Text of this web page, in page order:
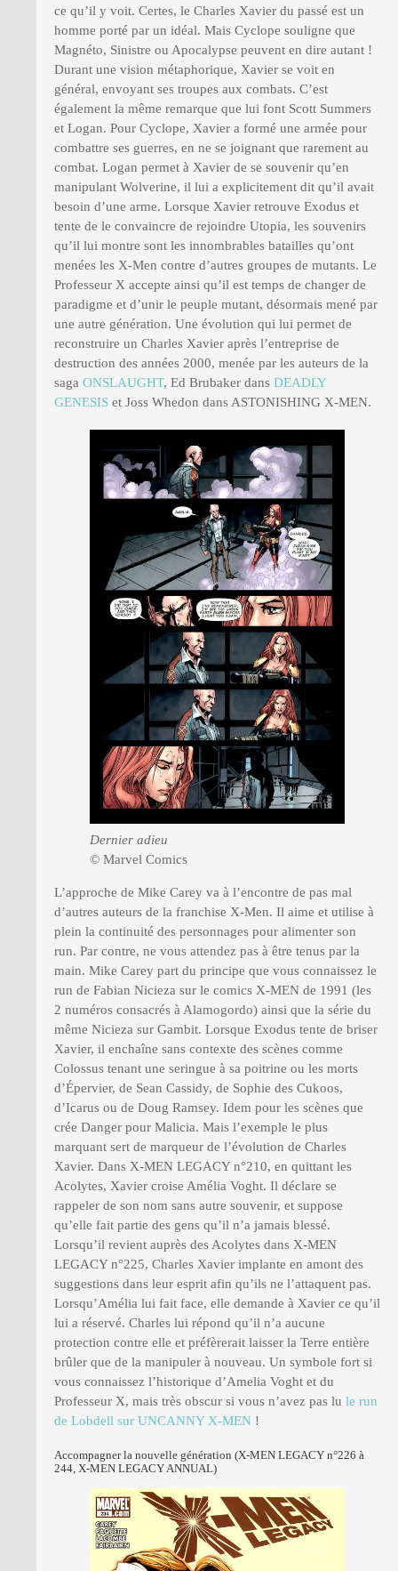
ce qu’il y voit. Certes, le Charles Xavier du passé est un
homme porté par un idéal. Mais Cyclope souligne que
Magnéto, Sinistre ou Apocalypse peuvent en dire autant !
Durant une vision métaphorique, Xavier se voit en
général, envoyant ses troupes aux combats. C’est
également la même remarque que lui font Scott Summers
et Logan. Pour Cyclope, Xavier a formé une armée pour
combattre ses guerres, en ne se joignant que rarement au
combat. Logan permet à Xavier de se souvenir qu’en
manipulant Wolverine, il lui a explicitement dit qu’il avait
besoin d’une arme. Lorsque Xavier retrouve Exodus et
tente de le convaincre de rejoindre Utopia, les souvenirs
qu’il lui montre sont les innombrables batailles qu’ont
menées les X-Men contre d’autres groupes de mutants. Le
Professeur X accepte ainsi qu’il est temps de changer de
paradigme et d’unir le peuple mutant, désormais mené par
une autre génération. Une évolution qui lui permet de
reconstruire un Charles Xavier après l’entreprise de
destruction des années 2000, menée par les auteurs de la
saga ONSLAUGHT, Ed Brubaker dans DEADLY
GENESIS et Joss Whedon dans ASTONISHING X-MEN.
Dernier adieu
© Marvel Comics
L’approche de Mike Carey va à l’encontre de pas mal
d’autres auteurs de la franchise X-Men. Il aime et utilise à
plein la continuité des personnages pour alimenter son
run. Par contre, ne vous attendez pas à être tenus par la
main. Mike Carey part du principe que vous connaissez le
run de Fabian Nicieza sur le comics X-MEN de 1991 (les
2 numéros consacrés à Alamogordo) ainsi que la série du
même Nicieza sur Gambit. Lorsque Exodus tente de briser
Xavier, il enchaîne sans contexte des scènes comme
Colossus tenant une seringue à sa poitrine ou les morts
d’Épervier, de Sean Cassidy, de Sophie des Cukoos,
d’Icarus ou de Doug Ramsey. Idem pour les scènes que
crée Danger pour Malicia. Mais l’exemple le plus
marquant sert de marqueur de l’évolution de Charles
Xavier. Dans X-MEN LEGACY n°210, en quittant les
Acolytes, Xavier croise Amélia Voght. Il déclare se
rappeler de son nom sans autre souvenir, et suppose
qu’elle fait partie des gens qu’il n’a jamais blessé.
Lorsqu’il revient auprès des Acolytes dans X-MEN
LEGACY n°225, Charles Xavier implante en amont des
suggestions dans leur esprit afin qu’ils ne l’attaquent pas.
Lorsqu’Amélia lui fait face, elle demande à Xavier ce qu’il
lui a réservé. Charles lui répond qu’il n’a aucune
protection contre elle et préfèrerait laisser la Terre entière
brûler que de la manipuler à nouveau. Un symbole fort si
vous connaissez l’historique d’Amelia Voght et du
Professeur X, mais très obscur si vous n’avez pas lu le run
de Lobdell sur UNCANNY X-MEN !
Accompagner la nouvelle génération (X-MEN LEGACY n°226 à
244, X-MEN LEGACY ANNUAL)